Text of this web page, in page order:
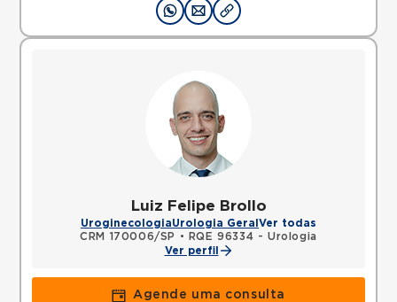
Luiz Felipe Brollo
UroginecologiaUrologia Geral Ver todas
CRM 170006/SP
•
RQE 96334 - Urologia
Ver perfil
Agende uma consulta